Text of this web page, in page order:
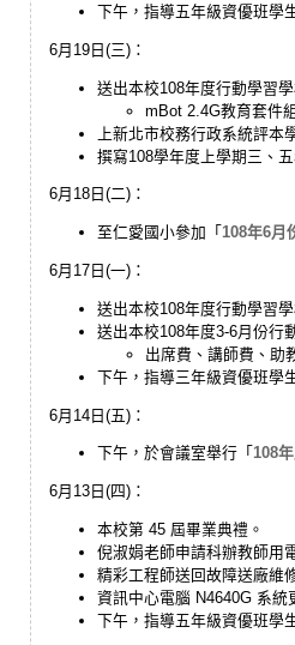
下午，指導五年級資優班學
6月19日(三)：
送出本校108年度行動學習
mBot 2.4G教育套件
上新北市校務行政系統評本
撰寫108學年度上學期三、
6月18日(二)：
至仁愛國小參加「 108年6月
6月17日(一)：
送出本校108年度行動學習
送出本校108年度3-6月份行
出席費、講師費、助
下午，指導三年級資優班學
6月14日(五)：
下午，於會議室舉行「 108
6月13日(四)：
本校第 45 屆畢業典禮。
倪淑娟老師申請科辦教師用
精彩工程師送回故障送廠維
資訊中心電腦 N4640G 系統
下午，指導五年級資優班學